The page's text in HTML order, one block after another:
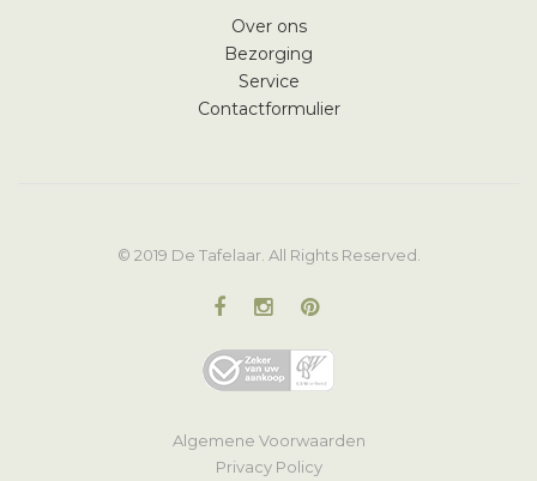
Over ons
Bezorging
Service
Contactformulier
© 2019 De Tafelaar. All Rights Reserved.
Algemene Voorwaarden
Privacy Policy